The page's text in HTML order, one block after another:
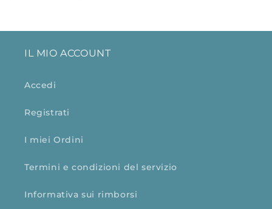
IL MIO ACCOUNT
Accedi
Registrati
I miei Ordini
Termini e condizioni del servizio
Informativa sui rimborsi